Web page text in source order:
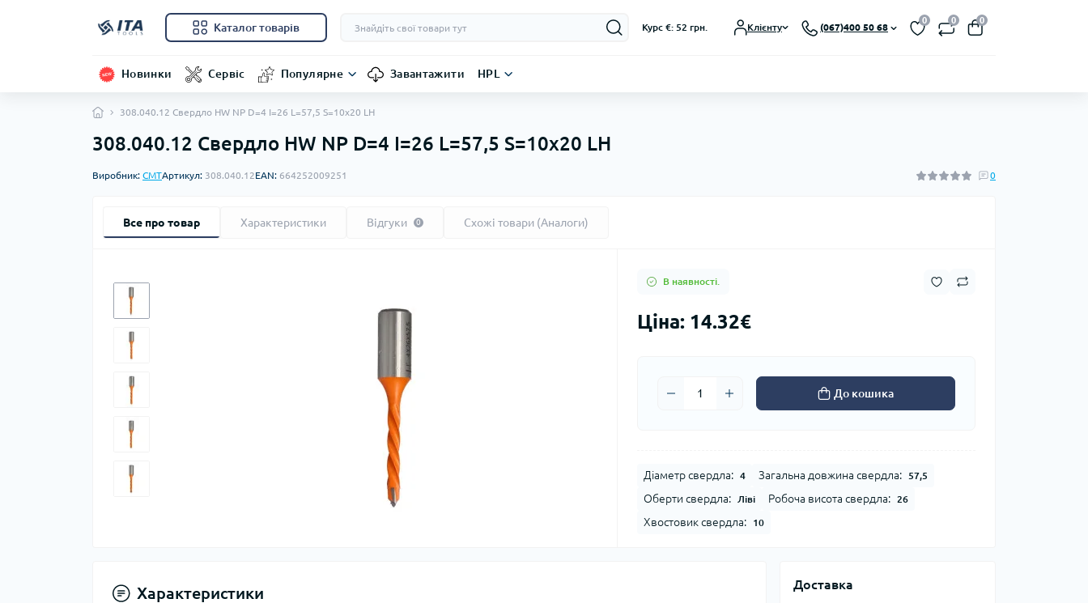
Каталог товарів Курс €: 52 грн. Клієнту (067)400 50 68
0 0 0
Новинки Сервіс Популярне Завантажити HPL
308.040.12 Свердло HW NP D=4 I=26 L=57,5 S=10x20 LH
308.040.12 Свердло HW NP D=4 I=26 L=57,5 S=10x20 LH
Виробник: CMTАртикул: 308.040.12EAN: 664252009251 0
Все про товар Характеристики Відгуки 0 Схожі товари (Аналоги)
В наявності.
Ціна: 14.32€
До кошика
Діаметр свердла: 4 Загальна довжина свердла: 57,5
Оберти свердла: Ліві Робоча висота свердла: 26
Хвостовик свердла: 10
Доставка
Характеристики